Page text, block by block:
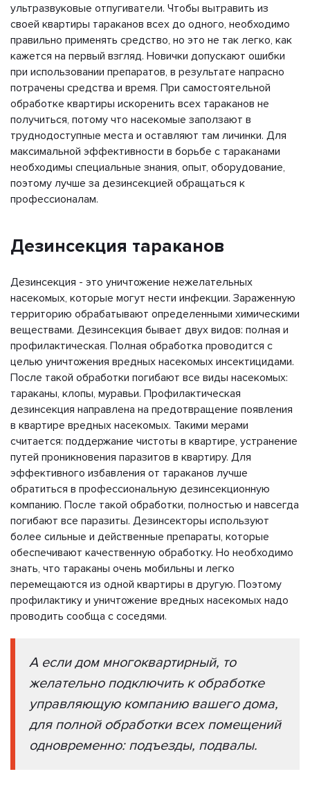
ультразвуковые отпугиватели. Чтобы вытравить из
своей квартиры тараканов всех до одного, необходимо
правильно применять средство, но это не так легко, как
кажется на первый взгляд. Новички допускают ошибки
при использовании препаратов, в результате напрасно
потрачены средства и время. При самостоятельной
обработке квартиры искоренить всех тараканов не
получиться, потому что насекомые заползают в
труднодоступные места и оставляют там личинки. Для
максимальной эффективности в борьбе с тараканами
необходимы специальные знания, опыт, оборудование,
поэтому лучше за дезинсекцией обращаться к
профессионалам.
Дезинсекция тараканов
Дезинсекция - это уничтожение нежелательных
насекомых, которые могут нести инфекции. Зараженную
территорию обрабатывают определенными химическими
веществами. Дезинсекция бывает двух видов: полная и
профилактическая. Полная обработка проводится с
целью уничтожения вредных насекомых инсектицидами.
После такой обработки погибают все виды насекомых:
тараканы, клопы, муравьи. Профилактическая
дезинсекция направлена на предотвращение появления
в квартире вредных насекомых. Такими мерами
считается: поддержание чистоты в квартире, устранение
путей проникновения паразитов в квартиру. Для
эффективного избавления от тараканов лучше
обратиться в профессиональную дезинсекционную
компанию. После такой обработки, полностью и навсегда
погибают все паразиты. Дезинсекторы используют
более сильные и действенные препараты, которые
обеспечивают качественную обработку. Но необходимо
знать, что тараканы очень мобильны и легко
перемещаются из одной квартиры в другую. Поэтому
профилактику и уничтожение вредных насекомых надо
проводить сообща с соседями.
А если дом многоквартирный, то
желательно подключить к обработке
управляющую компанию вашего дома,
для полной обработки всех помещений
одновременно: подъезды, подвалы.